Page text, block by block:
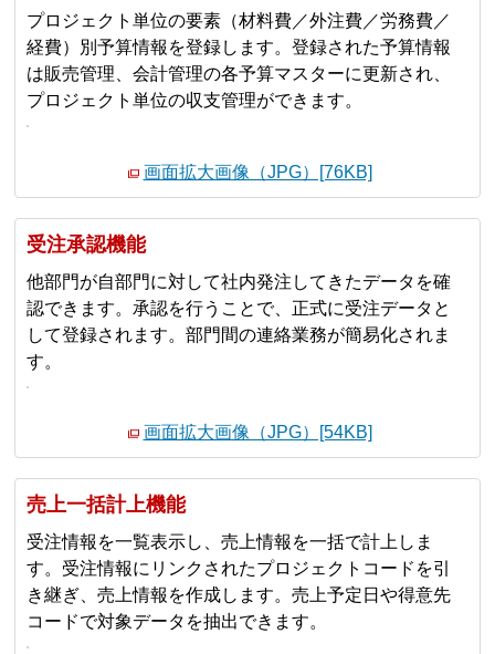
プロジェクト単位の要素（材料費／外注費／労務費／
経費）別予算情報を登録します。登録された予算情報
は販売管理、会計管理の各予算マスターに更新され、
プロジェクト単位の収支管理ができます。
画面拡大画像（JPG）[76KB]
受注承認機能
他部門が自部門に対して社内発注してきたデータを確
認できます。承認を行うことで、正式に受注データと
して登録されます。部門間の連絡業務が簡易化されま
す。
画面拡大画像（JPG）[54KB]
売上一括計上機能
受注情報を一覧表示し、売上情報を一括で計上しま
す。受注情報にリンクされたプロジェクトコードを引
き継ぎ、売上情報を作成します。売上予定日や得意先
コードで対象データを抽出できます。